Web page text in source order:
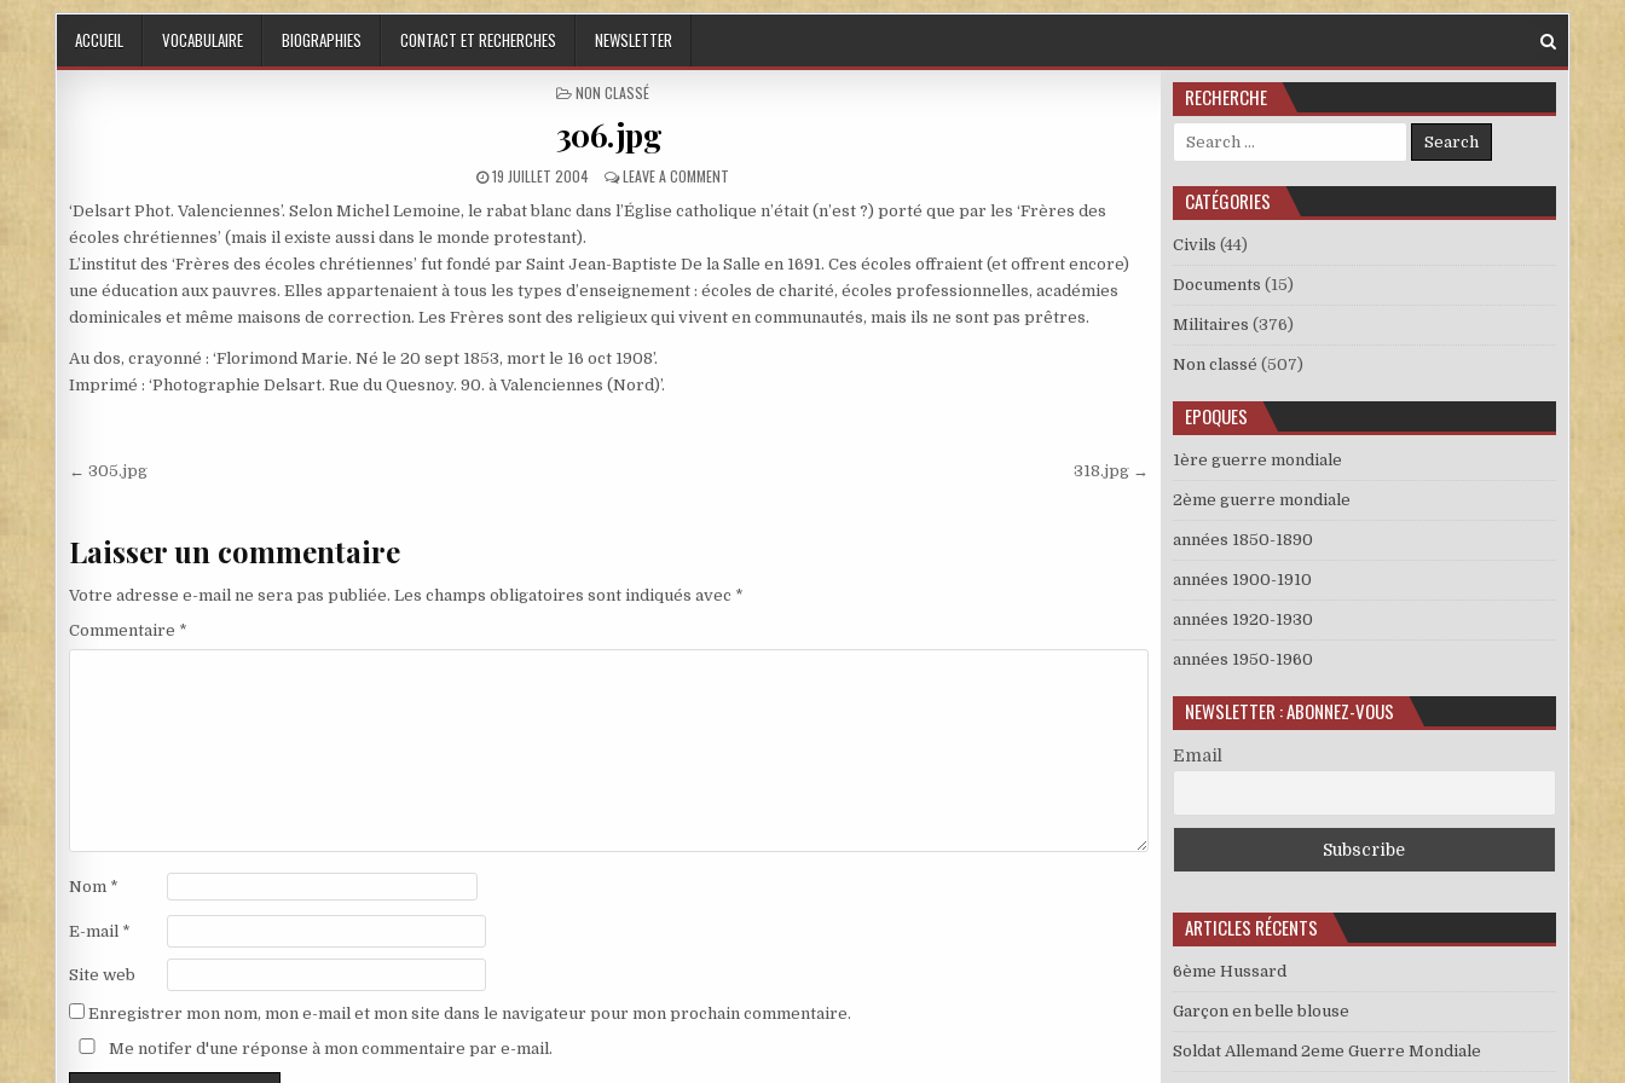
ACCUEIL VOCABULAIRE BIOGRAPHIES CONTACT ET RECHERCHES NEWSLETTER
POSTED IN
NON CLASSÉ
306.jpg
PUBLISHED DATE:
19 JUILLET 2004 LEAVE A COMMENTON 306.JPG
‘Delsart Phot. Valenciennes’. Selon Michel Lemoine, le rabat blanc dans l’Église catholique n’était (n’est ?) porté que par les ‘Frères des
écoles chrétiennes’ (mais il existe aussi dans le monde protestant).
L’institut des ‘Frères des écoles chrétiennes’ fut fondé par Saint Jean-Baptiste De la Salle en 1691. Ces écoles offraient (et offrent encore)
une éducation aux pauvres. Elles appartenaient à tous les types d’enseignement : écoles de charité, écoles professionnelles, académies
dominicales et même maisons de correction. Les Frères sont des religieux qui vivent en communautés, mais ils ne sont pas prêtres.
Au dos, crayonné : ‘Florimond Marie. Né le 20 sept 1853, mort le 16 oct 1908’.
Imprimé : ‘Photographie Delsart. Rue du Quesnoy. 90. à Valenciennes (Nord)’.
Navigation de l’article
← 305.jpg 318.jpg →
Laisser un commentaire
Votre adresse e-mail ne sera pas publiée. Les champs obligatoires sont indiqués avec *
Commentaire *
Nom *
E-mail *
Site web
Enregistrer mon nom, mon e-mail et mon site dans le navigateur pour mon prochain commentaire.
Me notifer d'une réponse à mon commentaire par e-mail.
RECHERCHE
Search for:
CATÉGORIES
Civils (44)
Documents (15)
Militaires (376)
Non classé (507)
EPOQUES
1ère guerre mondiale
2ème guerre mondiale
années 1850-1890
années 1900-1910
années 1920-1930
années 1950-1960
NEWSLETTER : ABONNEZ-VOUS
Email
ARTICLES RÉCENTS
6ème Hussard
Garçon en belle blouse
Soldat Allemand 2eme Guerre Mondiale